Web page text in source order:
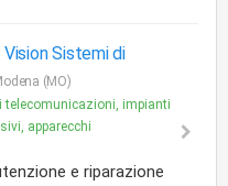
Vision Sistemi di
(MO)
telecomunicazioni, impianti
apparecchi
e riparazione